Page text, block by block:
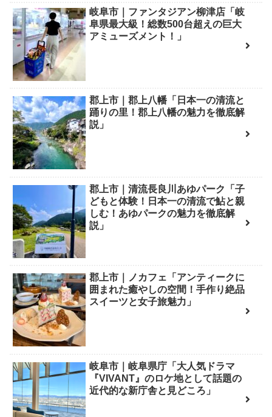
岐阜市｜ファンタジアン柳津店「岐
阜県最大級！総数500台超えの巨大
アミューズメント！」
郡上市｜郡上八幡「日本一の清流と
踊りの里！郡上八幡の魅力を徹底解
説」
郡上市｜清流長良川あゆパーク「子
どもと体験！日本一の清流で鮎と親
しむ！あゆパークの魅力を徹底解
説」
郡上市｜ノカフェ「アンティークに
囲まれた癒やしの空間！手作り絶品
スイーツと女子旅魅力」
岐阜市｜岐阜県庁「大人気ドラマ
『VIVANT』のロケ地として話題の
近代的な新庁舎と見どころ」